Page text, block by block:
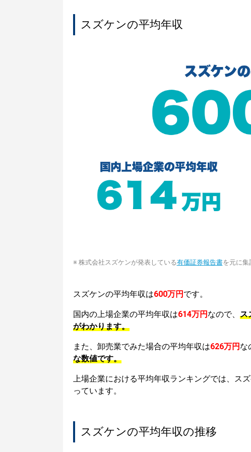
スズケンの平均年収
※ 株式会社スズケンが発表している有価証券報告書を元に集
スズケンの平均年収は600万円 です。
国内の上場企業の平均年収は614万円 なので、 ス
がわかります。
また、卸売業でみた場合の平均年収は626万円 な
な数値です。
上場企業における平均年収ランキングでは、ス
っています。
スズケンの平均年収の推移